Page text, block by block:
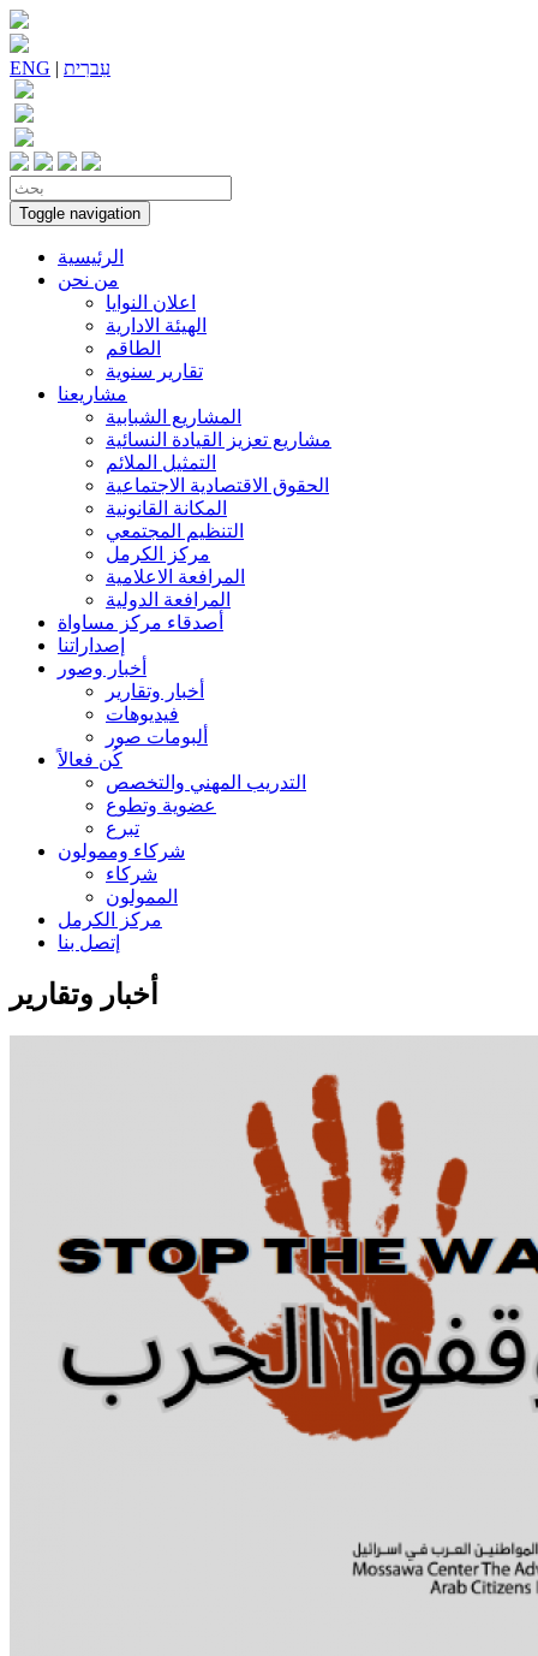
ENG | עִברִית
Toggle navigation
الرئيسية
من نحن
اعلان النوايا
الهيئة الادارية
الطاقم
تقارير سنوية
مشاريعنا
المشاريع الشبابية
مشاريع تعزيز القيادة النسائية
التمثيل الملائم
الحقوق الاقتصادية الاجتماعية
المكانة القانونية
التنظيم المجتمعي
مركز الكرمل
المرافعة الاعلامية
المرافعة الدولية
أصدقاء مركز مساواة
إصداراتنا
أخبار وصور
أخبار وتقارير
فيديوهات
ألبومات صور
كُن فعالاً
التدريب المهني والتخصص
عضوية وتطوع
تبرع
شركاء وممولون
شركاء
الممولون
مركز الكرمل
إتصل بنا
أخبار وتقارير